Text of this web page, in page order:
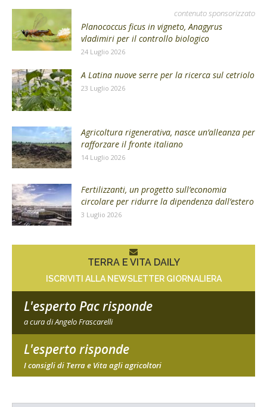
contenuto sponsorizzato
Planococcus ficus in vigneto, Anagyrus
vladimiri per il controllo biologico
24 Luglio 2026
A Latina nuove serre per la ricerca sul cetriolo
23 Luglio 2026
Agricoltura rigenerativa, nasce un’alleanza per
rafforzare il fronte italiano
14 Luglio 2026
Fertilizzanti, un progetto sull’economia
circolare per ridurre la dipendenza dall’estero
3 Luglio 2026
TERRA E VITA DAILY
ISCRIVITI ALLA NEWSLETTER GIORNALIERA
L'esperto Pac risponde
a cura di Angelo Frascarelli
L'esperto risponde
I consigli di Terra e Vita agli agricoltori